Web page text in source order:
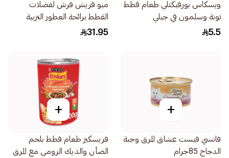
ويسكاس بورفيكتلي طعام قطط
تونة وسلمون في جيلي
24×85جرام
5.5
ميو فريش فرش لفضلات
القطط برائحة العطور التربية
5كيلو
31.95
+
فانسي فيست عشاق المرق وجبة
الدجاج 85جرام
+
فريسكيز طعام قطط بلحم
الضأن والديك الرومي مع المرق